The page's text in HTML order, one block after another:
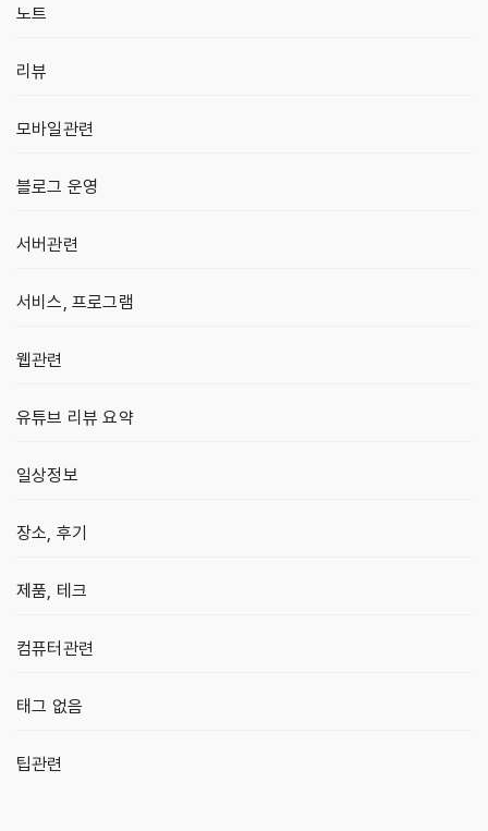
노트
리뷰
모바일관련
블로그 운영
서버관련
서비스, 프로그램
웹관련
유튜브 리뷰 요약
일상정보
장소, 후기
제품, 테크
컴퓨터관련
태그 없음
팁관련